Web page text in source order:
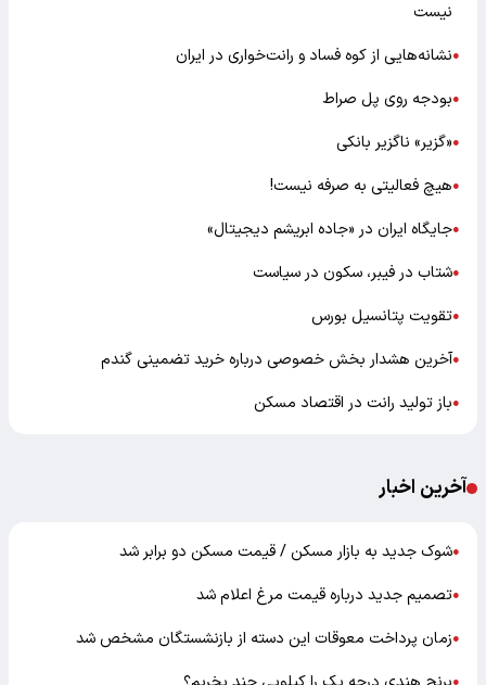
نیست
●نشانه‌هایی از کوه فساد و رانت‌خواری در ایران
●بودجه روی پل صراط
●«گزیر» ناگزیر بانکی
●هیچ فعالیتی به صرفه نیست!
●جایگاه ایران در «جاده ابریشم دیجیتال»
●شتاب در فیبر، سکون در سیاست
●تقویت پتانسیل بورس
●آخرین هشدار بخش خصوصی درباره خرید تضمینی گندم
●باز تولید رانت در اقتصاد مسکن
آخرین اخبار
●شوک جدید به بازار مسکن / قیمت مسکن دو برابر شد
●تصمیم جدید درباره قیمت مرغ اعلام شد
●زمان پرداخت معوقات این دسته از بازنشستگان مشخص شد